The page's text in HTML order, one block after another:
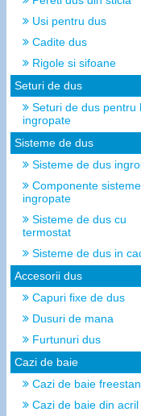
Usi pentru dus
Cadite dus
Rigole si sifoane
Seturi de dus
Seturi de dus pentru
ingropate
Sisteme de dus
Sisteme de dus
Componente
ingropate
Sisteme de dus cu
termostat
Sisteme de dus in
Accesorii dus
Capuri fixe de dus
Dusuri de mana
Furtunuri dus
Cazi de baie
Cazi de baie
Cazi de baie din acril